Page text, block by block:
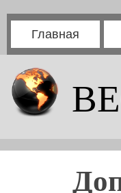
Главная